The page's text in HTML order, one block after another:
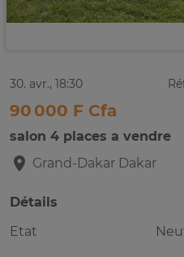
30. avr., 18:30
90 000 F Cfa
salon 4 places a vendre
Grand-Dakar Dakar
Détails
Etat